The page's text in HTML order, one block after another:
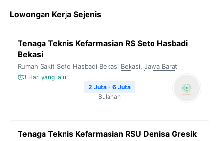
Lowongan Kerja Sejenis
Tenaga Teknis Kefarmasian RS Seto Hasbadi
Bekasi
Rumah Sakit Seto Hasbadi Bekasi Bekasi, Jawa Barat
3 Hari yang lalu
2 Juta - 6 Juta
Bulanan
Tenaga Teknis Kefarmasian RSU Denisa Gresik